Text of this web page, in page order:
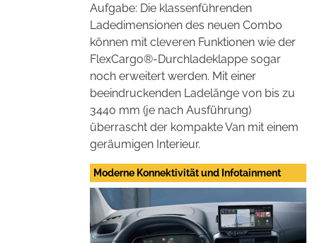
Aufgabe: Die klassenführenden
Ladedimensionen des neuen Combo
können mit cleveren Funktionen wie der
FlexCargo®-Durchladeklappe sogar
noch erweitert werden. Mit einer
beeindruckenden Ladelänge von bis zu
3440 mm (je nach Ausführung)
überrascht der kompakte Van mit einem
geräumigen Interieur.
Moderne Konnektivität und Infotainment